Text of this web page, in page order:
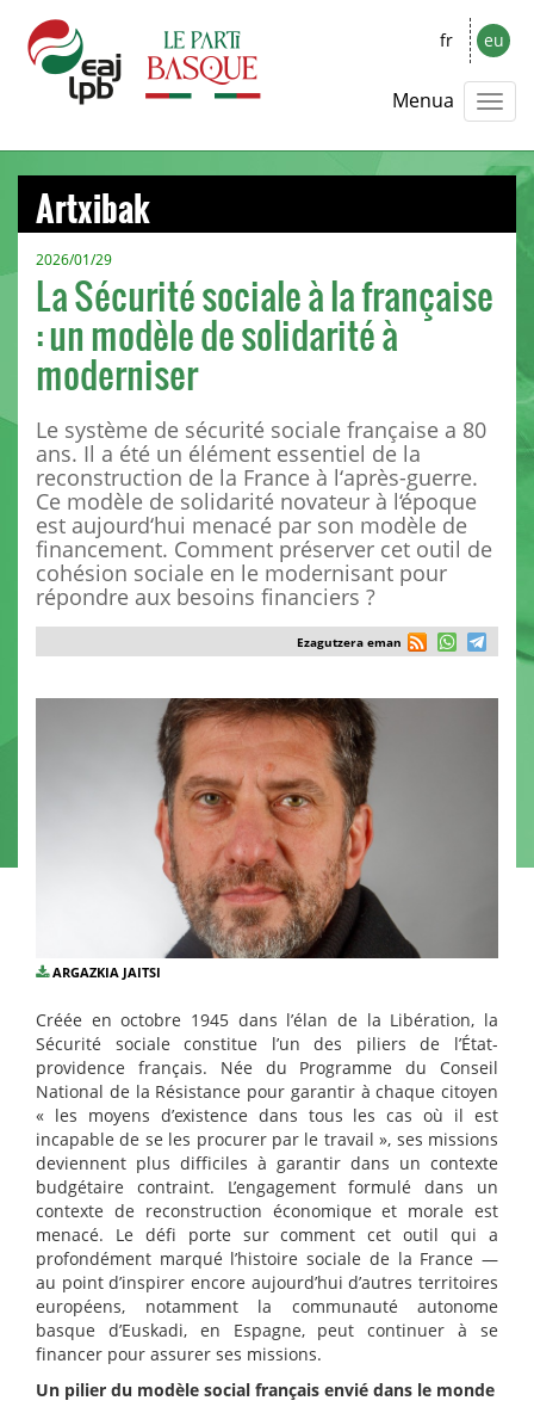
fr eu
Menua
Artxibak
2026/01/29
La Sécurité sociale à la française
: un modèle de solidarité à
moderniser
Le système de sécurité sociale française a 80
ans. Il a été un élément essentiel de la
reconstruction de la France à l‘après-guerre.
Ce modèle de solidarité novateur à l‘époque
est aujourd‘hui menacé par son modèle de
financement. Comment préserver cet outil de
cohésion sociale en le modernisant pour
répondre aux besoins financiers ?
Ezagutzera eman
ARGAZKIA JAITSI
Créée en octobre 1945 dans l’élan de la Libération, la
Sécurité sociale constitue l’un des piliers de l’État-
providence français. Née du Programme du Conseil
National de la Résistance pour garantir à chaque citoyen
« les moyens d’existence dans tous les cas où il est
incapable de se les procurer par le travail », ses missions
deviennent plus difficiles à garantir dans un contexte
budgétaire contraint. L’engagement formulé dans un
contexte de reconstruction économique et morale est
menacé. Le défi porte sur comment cet outil qui a
profondément marqué l’histoire sociale de la France —
au point d’inspirer encore aujourd’hui d’autres territoires
européens, notamment la communauté autonome
basque d’Euskadi, en Espagne, peut continuer à se
financer pour assurer ses missions.
Un pilier du modèle social français envié dans le monde